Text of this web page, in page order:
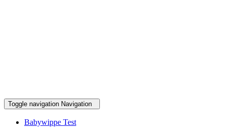
Toggle navigation Navigation
Babywippe Test